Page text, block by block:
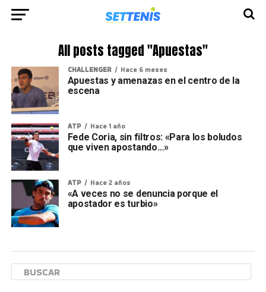
All posts tagged "Apuestas"
CHALLENGER Hace 6 meses
Apuestas y amenazas en el centro de la
escena
ATP Hace 1 año
Fede Coria, sin filtros: «Para los boludos
que viven apostando…»
ATP Hace 2 años
«A veces no se denuncia porque el
apostador es turbio»